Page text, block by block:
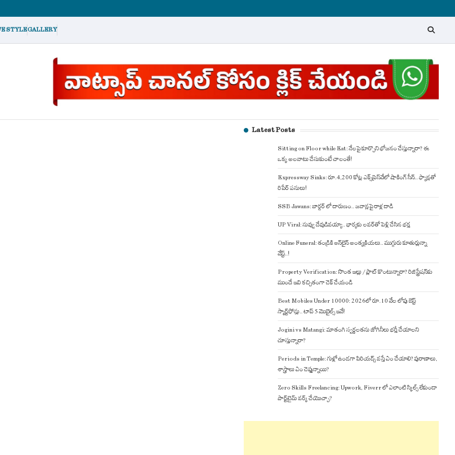
STYLEGALLERY
Latest Posts
Sitting on Floor while Eat: నేలపై కూర్చొని భోజనం చేస్తున్నారా? ఈ
ఒక్క అలవాటు చేసుకుంటే చాలంతే!
Expressway Sinks: రూ.4,200 కోట్ల ఎక్స్‌ప్రెస్‌వేలో షాకింగ్ సీన్.. ఫ్యాన్లతో
రిపేర్ పనులు!
SSB Jawans: బార్డర్ లో దారుణం.. జవాన్లపై రాళ్ల దాడి
UP Viral: నువ్వు దేవుడివయ్యా.. భార్యకు లవర్‌తో పెళ్లి చేసిన భర్త
Online Funeral: తండ్రికి ఆన్‌లైన్ అంత్యక్రియలు.. ముగ్గురు కూతుర్లున్నా
వేస్ట్..!
Property Verification: సొంత ఇల్లు / ప్లాట్ కొంటున్నారా? రిజిస్ట్రేషన్‌కు
ముందే ఇవి కచ్చితంగా చెక్ చేయండి
Best Mobiles Under 10000: 2026లో రూ.10 వేల లోపు బెస్ట్
స్మార్ట్‌ఫోన్లు.. టాప్ 5 మొబైల్స్ ఇవే!
Jogini vs Matangi: మాతంగి స్వర్ణలతను జోగినీలు భర్తీ చేయాలని
చూస్తున్నారా?
Periods in Temple: గుళ్లో ఉండగా పిరియడ్స్ వస్తే ఏం చేయాలి? పురాణాలు,
శాస్త్రాలు ఏం చెప్తున్నాయి?
Zero Skills Freelancing: Upwork, Fiverr లో ఎలాంటి స్కిల్స్ లేకుండా
పార్ట్‌టైమ్ వర్క్ చేయొచ్చా?